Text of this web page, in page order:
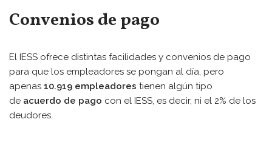
Convenios de pago
El IESS ofrece distintas facilidades y convenios de pago
para que los empleadores se pongan al día, pero
apenas 10.919 empleadores tienen algún tipo
de acuerdo de pago con el IESS, es decir, ni el 2% de los
deudores.